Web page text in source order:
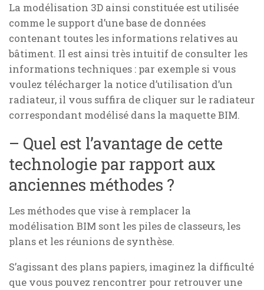
La modélisation 3D ainsi constituée est utilisée
comme le support d’une base de données
contenant toutes les informations relatives au
bâtiment. Il est ainsi très intuitif de consulter les
informations techniques : par exemple si vous
voulez télécharger la notice d’utilisation d’un
radiateur, il vous suffira de cliquer sur le radiateur
correspondant modélisé dans la maquette BIM.
– Quel est l’avantage de cette
technologie par rapport aux
anciennes méthodes ?
Les méthodes que vise à remplacer la
modélisation BIM sont les piles de classeurs, les
plans et les réunions de synthèse.
S’agissant des plans papiers, imaginez la difficulté
que vous pouvez rencontrer pour retrouver une